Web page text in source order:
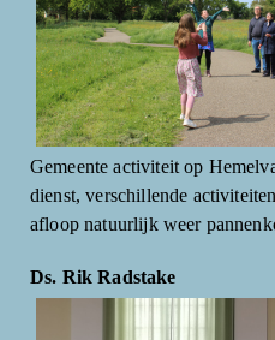
Gemeente activiteit op
dienst, verschillende
afloop natuurlijk weer
Ds. Rik Radstake